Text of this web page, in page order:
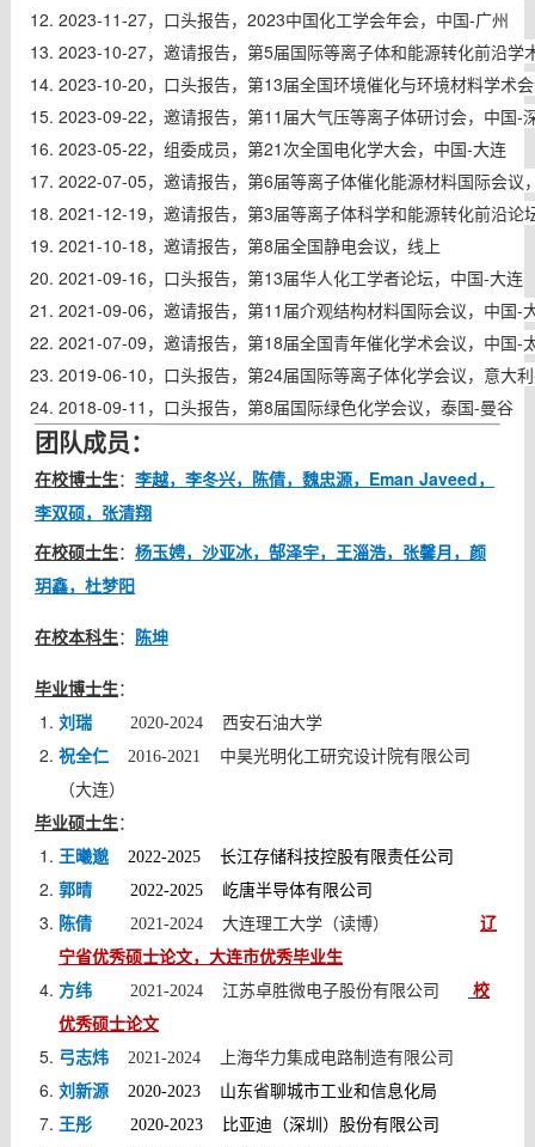
2023-11-27， 口头报告， 2023中国化工学会年会，中国-广州
2023-10-27， 邀请报告， 第5届国际等离子体和能源转化前沿学
2023-10-20， 口头报告， 第13届全国环境催化与环境材料学术
2023-09-22， 邀请报告， 第11届大气压等离子体研讨会，中国-
2023-05-22，组委成员， 第21次全国电化学大会，中国-大连
2022-07-05， 邀请报告， 第6届等离子体催化能源材料国际会议
2021-12-19， 邀请报告， 第3届等离子体科学和能源转化前沿论
2021-10-18， 邀请报告， 第8届全国静电会议，线上
2021-09-16， 口头报告， 第13届华人化工学者论坛，中国-大连
2021-09-06， 邀请报告， 第11届介观结构材料国际会议，中国-
2021-07-09， 邀请报告， 第18届全国青年催化学术会议，中国-
2019-06-10， 口头报告， 第24届国际等离子体化学会议，意大
2018-09-11， 口头报告， 第8届国际绿色化学会议，泰国-曼谷
团队成员 ：
在校博士生： 李越，李冬兴，陈倩，魏忠源，Eman Javeed，
李双硕，张清翔
在校硕士生： 杨玉娉，沙亚冰，郜泽宇，王淄浩，张馨月，颜
玥鑫，杜梦阳
在校本科生： 陈坤
毕业博士生：
刘瑞 2020-2024 西安石油大学
祝全仁 2016-2021 中昊光明化工研究设计院有限公司
（大连）
毕业硕士生：
王曦邈 2022-2025 长江存储科技控股有限责任公司
郭晴 2022-2025 屹唐半导体有限公司
陈倩
2021-2024 大连理工大学（读博）
辽
宁省优秀硕士论文，大连市优秀毕业生
方纬 2021-2024 江苏卓胜微电子股份有限公司
校
优秀硕士论文
弓志炜
2021-2024 上海华力集成电路制造有限公司
刘新源 2020-2023 山东省聊城市工业和信息化局
王彤
2020-2023 比亚迪（深圳）股份有限公司